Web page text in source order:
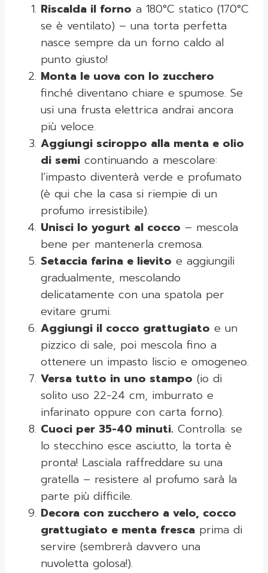
Riscalda il forno a 180°C statico (170°C
se è ventilato) – una torta perfetta
nasce sempre da un forno caldo al
punto giusto!
Monta le uova con lo zucchero
finché diventano chiare e spumose. Se
usi una frusta elettrica andrai ancora
più veloce.
Aggiungi sciroppo alla menta e olio
di semi continuando a mescolare:
l’impasto diventerà verde e profumato
(è qui che la casa si riempie di un
profumo irresistibile).
Unisci lo yogurt al cocco – mescola
bene per mantenerla cremosa.
Setaccia farina e lievito e aggiungili
gradualmente, mescolando
delicatamente con una spatola per
evitare grumi.
Aggiungi il cocco grattugiato e un
pizzico di sale, poi mescola fino a
ottenere un impasto liscio e omogeneo.
Versa tutto in uno stampo (io di
solito uso 22-24 cm, imburrato e
infarinato oppure con carta forno).
Cuoci per 35-40 minuti. Controlla: se
lo stecchino esce asciutto, la torta è
pronta! Lasciala raffreddare su una
gratella – resistere al profumo sarà la
parte più difficile.
Decora con zucchero a velo, cocco
grattugiato e menta fresca prima di
servire (sembrerà davvero una
nuvoletta golosa!).